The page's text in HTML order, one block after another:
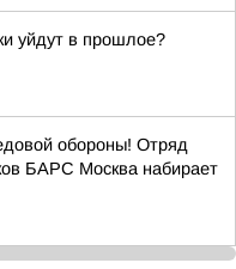
уйдут в прошлое?
обороны! Отряд
БАРС Москва набирает